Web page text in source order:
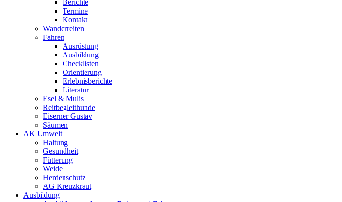
Berichte
Termine
Kontakt
Wanderreiten
Fahren
Ausrüstung
Ausbildung
Checklisten
Orientierung
Erlebnisberichte
Literatur
Esel & Mulis
Reitbegleithunde
Eiserner Gustav
Säumen
AK Umwelt
Haltung
Gesundheit
Fütterung
Weide
Herdenschutz
AG Kreuzkraut
Ausbildung